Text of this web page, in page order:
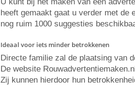
heeft gemaakt gaat u verder met
nog ruim 1000 suggesties
Ideaal voor iets minder betrokkenen
Directe familie zal de plaatsing van
De website
Zij kunnen hierdoor hun